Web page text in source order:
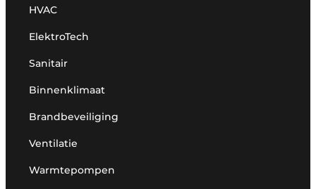
HVAC
ElektroTech
Sanitair
Binnenklimaat
Brandbeveiliging
Ventilatie
Warmtepompen